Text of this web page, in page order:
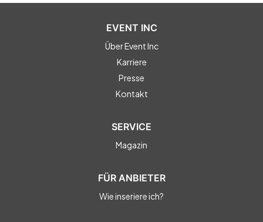
EVENT INC
Über Event Inc
Karriere
Presse
Kontakt
SERVICE
Magazin
FÜR ANBIETER
Wie inseriere ich?